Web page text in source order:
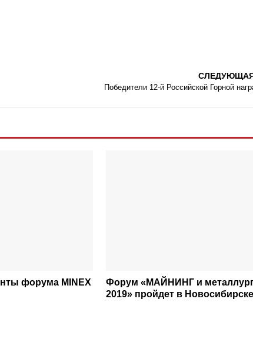
Победители 12-й Российской Горной
форума MINEX
Форум «МАЙНИНГ и
2019» пройдет в Новосибирске